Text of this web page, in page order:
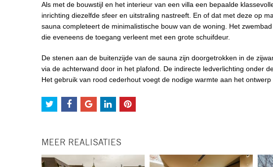
Als met de bouwstijl en het interieur van een villa een bepaalde
inrichting diezelfde sfeer en uitstraling nastreeft. En of dat met deze op
sauna completeert de minimalistische bouw van de woning. Het
die eveneens de toegang verleent met een grote schuifdeur.
De stenen aan de buitenzijde van de sauna zijn doorgetrokken in de
via de achterwand door in het plafond. De indirecte ledverlichting onder
Het gebruik van rood cederhout voegt de nodige warmte aan het
MEER REALISATIES